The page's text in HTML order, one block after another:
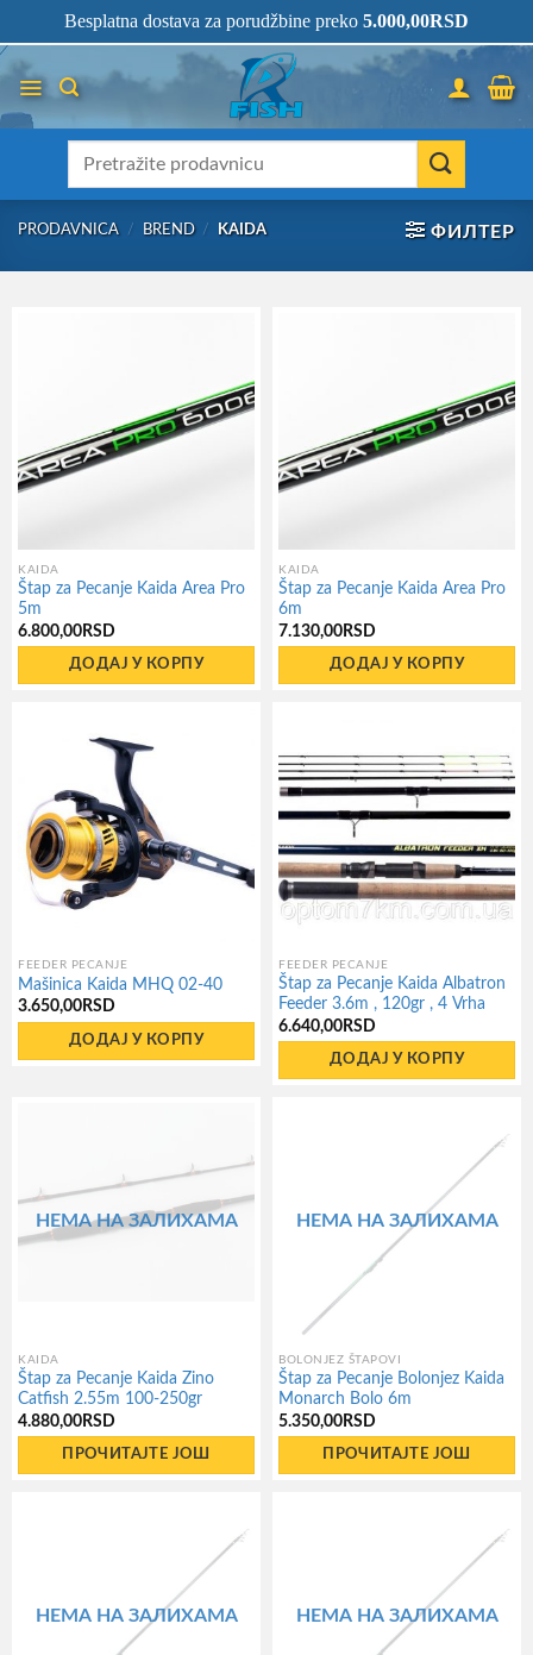
to
content
- KOMPLETNA RIBOLOVAČKA OPREMA NA JEDNOM
PRODAVNICA / BREND / KAIDA ФИЛТЕР
KAIDA
Štap za Pecanje Kaida Area Pro
5m
6.800,00 RSD
ДОДАЈ У КОРПУ
KAIDA
Štap za Pecanje Kaida Area Pro
6m
7.130,00 RSD
ДОДАЈ У КОРПУ
FEEDER PECANJE
Mašinica Kaida MHQ 02-40
3.650,00 RSD
ДОДАЈ У КОРПУ
FEEDER PECANJE
Štap za Pecanje Kaida Albatron
Feeder 3.6m , 120gr , 4 Vrha
6.640,00 RSD
ДОДАЈ У КОРПУ
НЕМА НА ЗАЛИХАМА
KAIDA
Štap za Pecanje Kaida Zino
Catfish 2.55m 100-250gr
4.880,00 RSD
ПРОЧИТАЈТЕ ЈОШ
НЕМА НА ЗАЛИХАМА
BOLONJEZ ŠTAPOVI
Štap za Pecanje Bolonjez Kaida
Monarch Bolo 6m
5.350,00 RSD
ПРОЧИТАЈТЕ ЈОШ
НЕМА НА ЗАЛИХАМА НЕМА НА ЗАЛИХАМА
Besplatna dostava za porudžbine preko 5.000,00RSD